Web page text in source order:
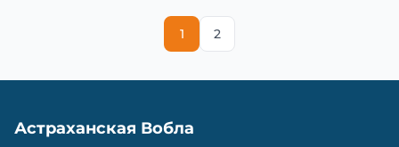
1 2
Астраханская Вобла